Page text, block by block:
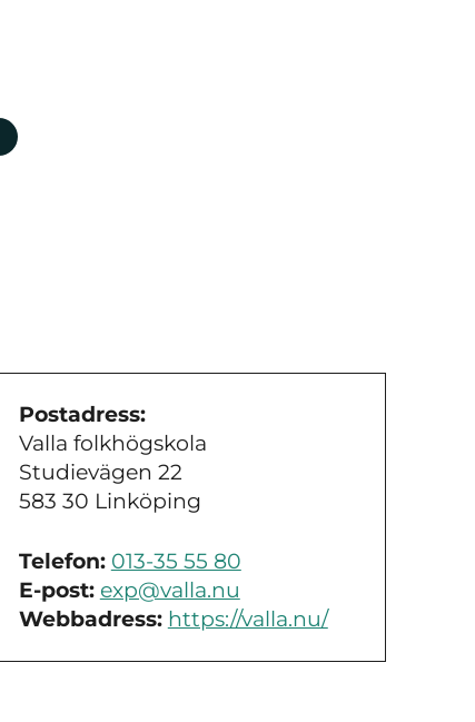
Postadress:
Valla folkhögskola
Studievägen 22
583 30 Linköping
Telefon: 013-35 55 80
E-post: exp@valla.nu
Webbadress: https://valla.nu/